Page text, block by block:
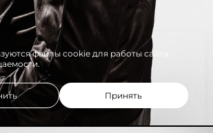
файлы cookie для работы сайта
Принять